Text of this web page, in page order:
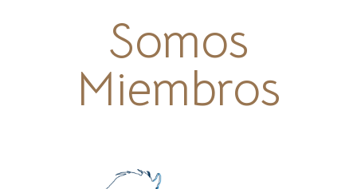
Somos
Miembros